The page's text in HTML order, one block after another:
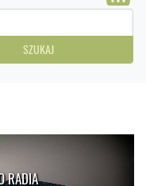
SZUKAJ
RADIA